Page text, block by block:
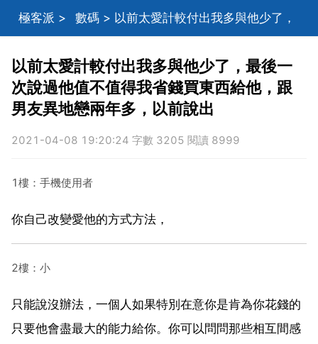
極客派 > 數碼 > 以前太愛計較付出我多與他少了，
最後一次說過他值不值得我省錢買東西給他，跟男友異
地戀兩年多，以前說出
以前太愛計較付出我多與他少了，最後一
次說過他值不值得我省錢買東西給他，跟
男友異地戀兩年多，以前說出
2021-04-08 19:20:24 字數 3205 閱讀 8999
1樓：手機使用者
你自己改變愛他的方式方法，
2樓：小
只能說沒辦法，一個人如果特別在意你是肯為你花錢的
只要他會盡最大的能力給你。你可以問問那些相互間感